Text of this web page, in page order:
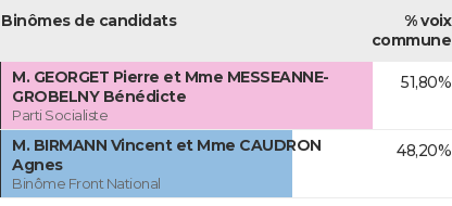
Binômes de candidats
% voix
commune
M. GEORGET Pierre et Mme MESSEANNE-
GROBELNY Bénédicte
Parti Socialiste
51,80%
M. BIRMANN Vincent et Mme CAUDRON
Agnes
Binôme Front National
48,20%